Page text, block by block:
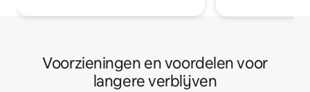
Voorzieningen en voordelen voor
langere verblijven